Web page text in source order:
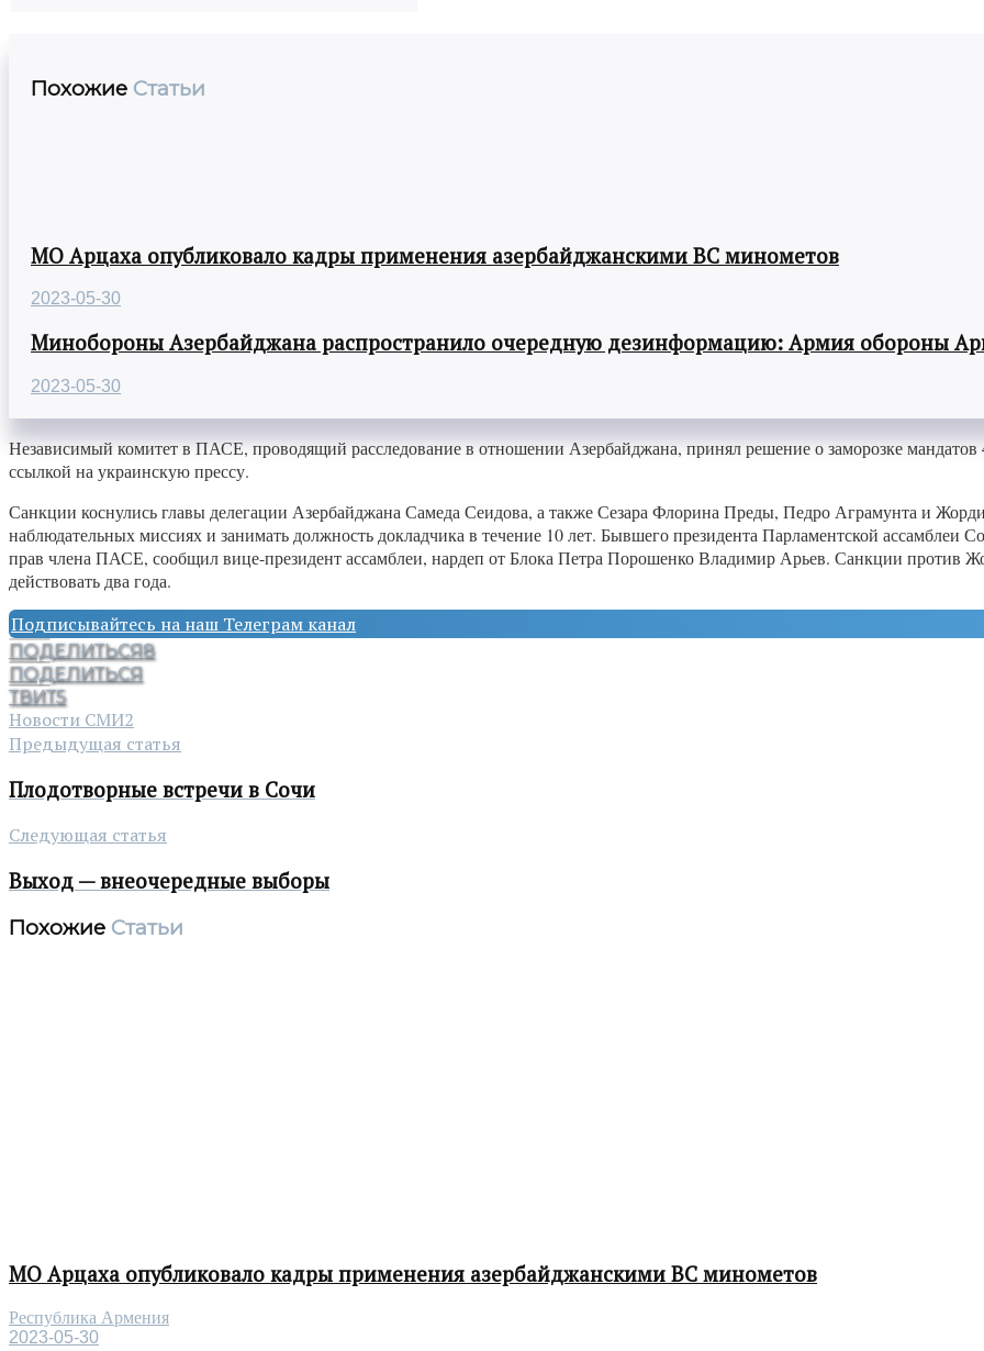
Похожие Статьи
МО Арцаха опубликовало кадры применения азербайджанскими ВС минометов
2023-05-30
Минобороны Азербайджана распространило очередную дезинформацию: Армия обороны
2023-05-30
Независимый комитет в ПАСЕ, проводящий расследование в отношении Азербайджана, принял решение о заморозке мандатов
ссылкой на украинскую прессу.
Санкции коснулись главы делегации Азербайджана Самеда Сеидова, а также Сезара Флорина Преды, Педро Аграмунта и
наблюдательных миссиях и занимать должность докладчика в течение 10 лет. Бывшего президента Парламентской
прав члена ПАСЕ, сообщил вице-президент ассамблеи, нардеп от Блока Петра Порошенко Владимир Арьев. Санкции
действовать два года.
Подписывайтесь на наш Телеграм канал
ПОДЕЛИТЬСЯ8
ПОДЕЛИТЬСЯ
ТВИТ5
Новости СМИ2
Предыдущая статья
Плодотворные встречи в Сочи
Следующая статья
Выход — внеочередные выборы
Похожие Статьи
МО Арцаха опубликовало кадры применения азербайджанскими ВС минометов
Республика Армения
2023-05-30